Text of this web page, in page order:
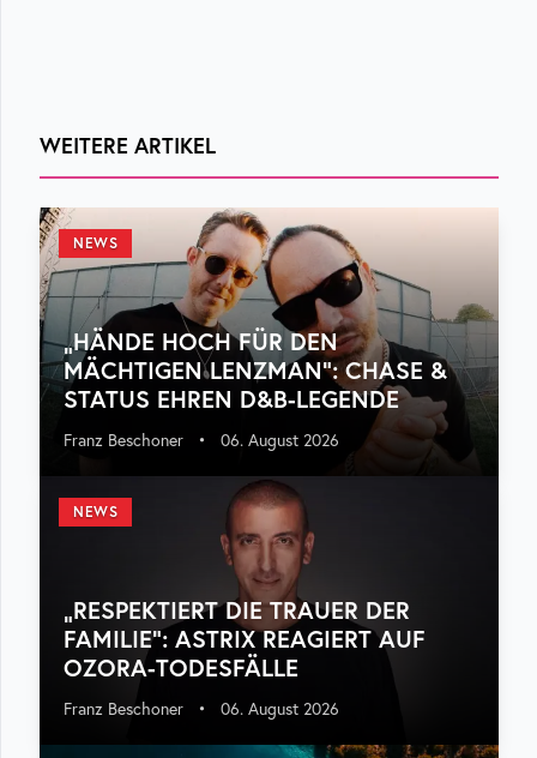
WEITERE ARTIKEL
NEWS
„HÄNDE HOCH FÜR DEN
MÄCHTIGEN LENZMAN“: CHASE &
STATUS EHREN D&B-LEGENDE
Franz Beschoner • 06. August 2026
NEWS
„RESPEKTIERT DIE TRAUER DER
FAMILIE“: ASTRIX REAGIERT AUF
OZORA-TODESFÄLLE
Franz Beschoner • 06. August 2026